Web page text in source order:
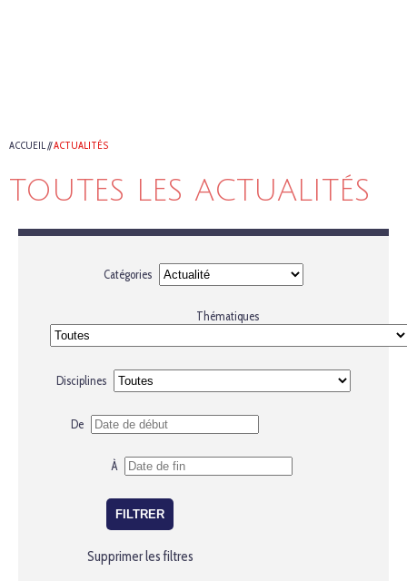
ACCUEIL//ACTUALITÉS
TOUTES LES ACTUALITÉS
Catégories
Thématiques
Disciplines
De
À
Supprimer les filtres